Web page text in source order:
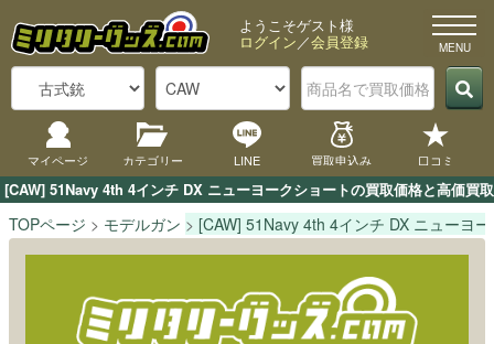
[CAW] 51Navy 4th 4インチ DX ニューヨークショートの買取価格と高価買
ようこそゲスト様
ログイン／会員登録
マイページ カテゴリー LINE 買取申込み 口コミ
TOPページ モデルガン [CAW] 51Navy 4th 4インチ DX ニューヨ